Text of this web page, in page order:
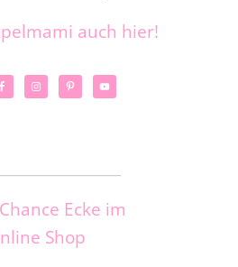
auch hier!
Ecke im
Shop